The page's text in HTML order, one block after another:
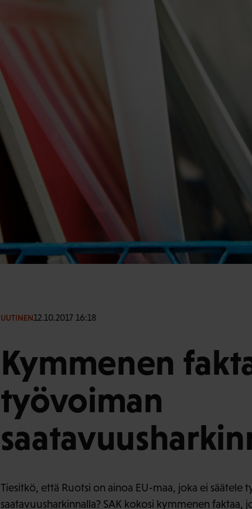
UUTINEN12.10.2017 16:18
Kymmenen
työvoiman
Tiesitkö, että Ruotsi on ainoa EU-maa, joka ei säätele
saatavuusharkinnalla? SAK kokosi kymmenen faktaa,